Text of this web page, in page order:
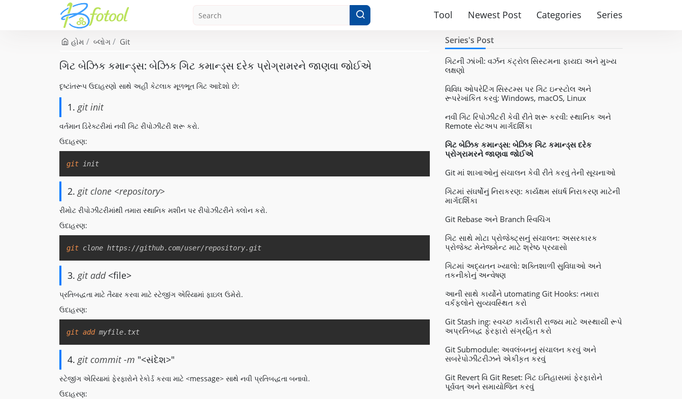
Tool Newest Post Categories Series
હોમ બ્લોગ Git
ગિટ બેઝિક કમાન્ડ્સ: બેઝિક ગિટ કમાન્ડ્સ દરેક પ્રોગ્રામરને જાણવા જોઈએ
દૃષ્ટાંતરૂપ ઉદાહરણો સાથે અહીં કેટલાક મૂળભૂત ગિટ આદેશો છે:
1.git init
વર્તમાન ડિરેક્ટરીમાં નવી ગિટ રીપોઝીટરી શરૂ કરો.
ઉદાહરણ:
git init
2.git clone <repository>
રીમોટ રીપોઝીટરીમાંથી તમારા સ્થાનિક મશીન પર રીપોઝીટરીને ક્લોન કરો.
ઉદાહરણ:
git clone https://github.com/user/repository.git
3.git add<file>
પ્રતિબદ્ધતા માટે તૈયાર કરવા માટે સ્ટેજીંગ એરિયામાં ફાઇલ ઉમેરો.
ઉદાહરણ:
git add myfile.txt
4.git commit -m "<સંદેશ>"
સ્ટેજીંગ એરિયામાં ફેરફારોને રેકોર્ડ કરવા માટે <message> સાથે નવી પ્રતિબદ્ધતા બનાવો.
ઉદાહરણ:
Series's Post
ગિટની ઝાંખી: વર્ઝન કંટ્રોલ સિસ્ટમના ફાયદા અને મુખ્ય
લક્ષણો
વિવિધ ઓપરેટિંગ સિસ્ટમ્સ પર ગિટ ઇન્સ્ટોલ અને
રૂપરેખાંકિત કરવું: Windows, macOS, Linux
નવી ગિટ રિપોઝીટરી કેવી રીતે શરૂ કરવી: સ્થાનિક અને
Remote સેટઅપ માર્ગદર્શિકા
ગિટ બેઝિક કમાન્ડ્સ: બેઝિક ગિટ કમાન્ડ્સ દરેક
પ્રોગ્રામરને જાણવા જોઈએ
Git માં શાખાઓનું સંચાલન કેવી રીતે કરવું તેની સૂચનાઓ
ગિટમાં સંઘર્ષોનું નિરાકરણ: ​​કાર્યક્ષમ સંઘર્ષ નિરાકરણ માટેની
માર્ગદર્શિકા
Git Rebase અને Branch સ્વિચિંગ
ગિટ સાથે મોટા પ્રોજેક્ટ્સનું સંચાલન: અસરકારક
પ્રોજેક્ટ મેનેજમેન્ટ માટે શ્રેષ્ઠ પ્રયાસો
ગિટમાં અદ્યતન ખ્યાલો: શક્તિશાળી સુવિધાઓ અને
તકનીકોનું અન્વેષણ
આની સાથે કાર્યોને utomating Git Hooks: તમારા
વર્કફ્લોને સુવ્યવસ્થિત કરો
Git Stash ing: સ્વચ્છ કાર્યકારી રાજ્ય માટે અસ્થાયી રૂપે
અપ્રતિબદ્ધ ફેરફારો સંગ્રહિત કરો
Git Submodule: અવલંબનનું સંચાલન કરવું અને
સબરેપોઝીટરીઝને એકીકૃત કરવું
Git Revert વિ Git Reset: ગિટ ઇતિહાસમાં ફેરફારોને
પૂર્વવત્ અને સમાયોજિત કરવું